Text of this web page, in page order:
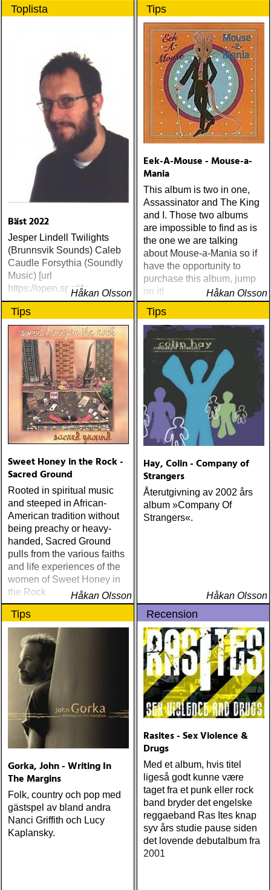
Toplista
Bäst 2022
Jesper Lindell Twilights
(Brunnsvik Sounds) Caleb
Caudle Forsythia (Soundly
Music) [url
https://open.spotifyHåkan Olsson
Tips
Eek-A-Mouse - Mouse-a-
Mania
This album is two in one,
Assassinator and The King
and I. Those two albums
are impossible to find as is
the one we are talking
about Mouse-a-Mania so if
have the opportunity to
purchase this album, jump
on it!
Håkan Olsson
Tips
Sweet Honey in the Rock -
Sacred Ground
Rooted in spiritual music
and steeped in African-
American tradition without
being preachy or heavy-
handed, Sacred Ground
pulls from the various faiths
and life experiences of the
women of Sweet Honey in
the Rock
Håkan Olsson
Tips
Hay, Colin - Company of
Strangers
Återutgivning av 2002 års
album »Company Of
Strangers«.
Håkan Olsson
Tips
Gorka, John - Writing In
The Margins
Folk, country och pop med
gästspel av bland andra
Nanci Griffith och Lucy
Kaplansky.
Recension
Rasites - Sex Violence &
Drugs
Med et album, hvis titel
ligeså godt kunne være
taget fra et punk eller rock
band bryder det engelske
reggaeband Ras Ites knap
syv års studie pause siden
det lovende debutalbum fra
2001